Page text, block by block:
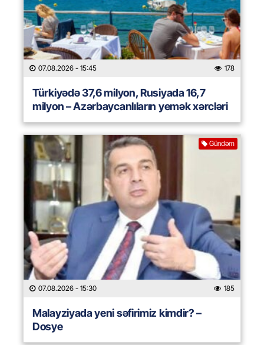
07.08.2026 - 15:45 178
Türkiyədə 37,6 milyon, Rusiyada 16,7
milyon – Azərbaycanlıların yemək xərcləri
Gündəm
07.08.2026 - 15:30 185
Malayziyada yeni səfirimiz kimdir? –
Dosye